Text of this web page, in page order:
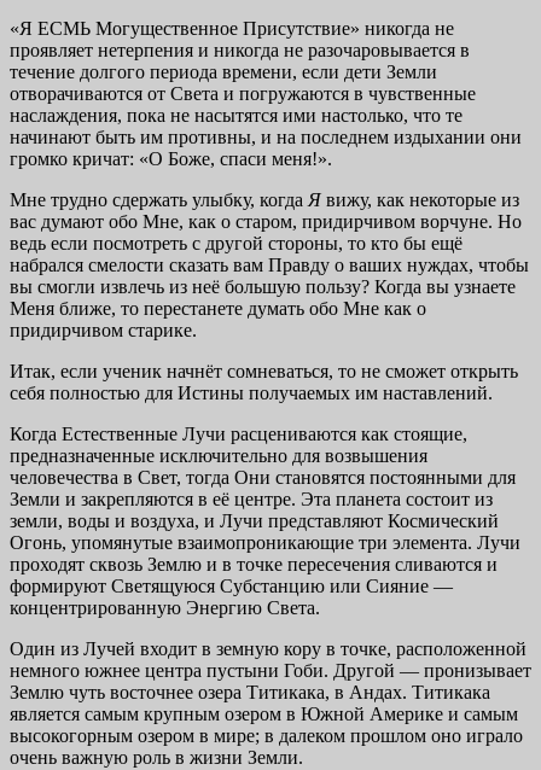
«Я ЕСМЬ Могущественное Присутствие» никогда не
проявляет нетерпения и никогда не разочаровывается в
течение долгого периода времени, если дети Земли
отворачиваются от Света и погружаются в чувственные
наслаждения, пока не насытятся ими настолько, что те
начинают быть им противны, и на последнем издыхании они
громко кричат: «О Боже, спаси меня!».
Мне трудно сдержать улыбку, когдаЯ вижу, как некоторые из
вас думают обо Мне, как о старом, придирчивом ворчуне. Но
ведь если посмотреть с другой стороны, то кто бы ещё
набрался смелости сказать вам Правду о ваших нуждах, чтобы
вы смогли извлечь из неё большую пользу? Когда вы узнаете
Меня ближе, то перестанете думать обо Мне как о
придирчивом старике.
Итак, если ученик начнёт сомневаться, то не сможет открыть
себя полностью для Истины получаемых им наставлений.
Когда Естественные Лучи расцениваются как стоящие,
предназначенные исключительно для возвышения
человечества в Свет, тогда Они становятся постоянными для
Земли и закрепляются в её центре. Эта планета состоит из
земли, воды и воздуха, и Лучи представляют Космический
Огонь, упомянутые взаимопроникающие три элемента. Лучи
проходят сквозь Землю и в точке пересечения сливаются и
формируют Светящуюся Субстанцию или Сияние —
концентрированную Энергию Света.
Один из Лучей входит в земную кору в точке, расположенной
немного южнее центра пустыни Гоби. Другой — пронизывает
Землю чуть восточнее озера Титикака, в Андах. Титикака
является самым крупным озером в Южной Америке и самым
высокогорным озером в мире; в далеком прошлом оно играло
очень важную роль в жизни Земли.